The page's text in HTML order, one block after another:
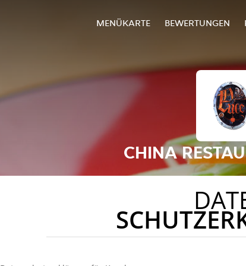
MENÜKARTE BEWERTUNGEN
CHINA